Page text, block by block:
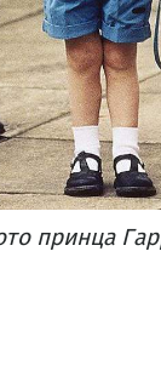
принца